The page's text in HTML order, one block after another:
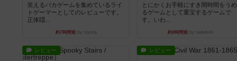
笑えるバカゲームを集めているライ
トゲーマーとしてのレビューです。
正体隠...
約7時間前by toyota
とにかくお手軽にすき間時間をうめ
るゲームとして重宝するゲームで
す。いわ...
約8時間前 by nabekoh
レビュー レビュー